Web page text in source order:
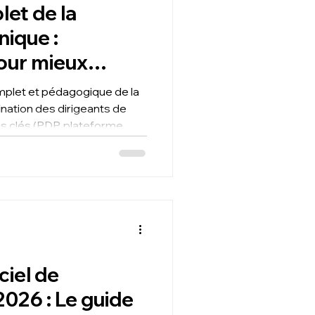
de la
:
mieux
et pédagogique de la
des dirigeants de
clés (PDP, plateforme
votre
de
: Le guide